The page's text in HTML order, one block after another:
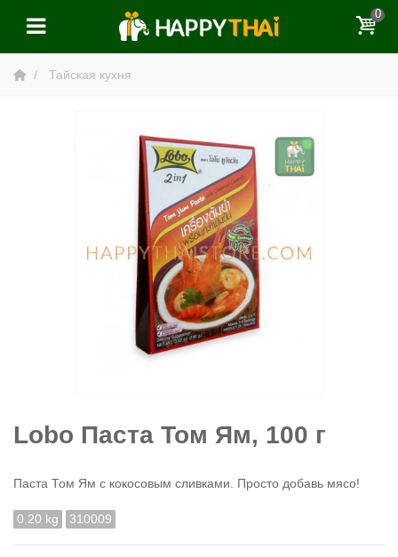
0
Тайская кухня
Lobo Паста Том Ям, 100 г
Паста Том Ям с кокосовым сливками. Просто добавь мясо!
0.20 kg 310009